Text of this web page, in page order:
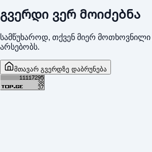
გვერდი ვერ მოიძებნა
სამწუხაროდ, თქვენ მიერ
არსებობს.
მთავარ გვერდზე დაბრუნება